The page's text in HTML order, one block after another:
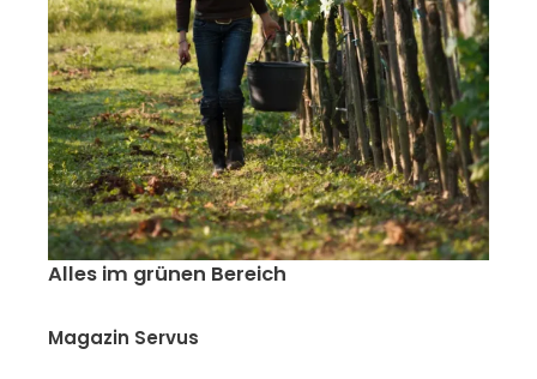
Alles im grünen Bereich
Magazin Servus